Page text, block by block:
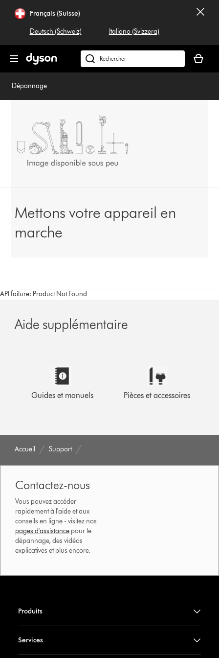
Français (Suisse)
Deutsch (Schweiz) Italiano (Svizzera)
Rechercher
dyson.ch
panier
est
Dépannage
Mettons votre appareil en
marche
API failure: Product Not Found
Aide supplémentaire
Guides et manuels Pièces et accessoires
Accueil Support
Contactez-nous
Vous pouvez accéder
rapidement à l'aide et aux
conseils en ligne - visitez nos
pages d'assistance pour le
dépannage, des vidéos
explicatives et plus encore.
Produits
Services